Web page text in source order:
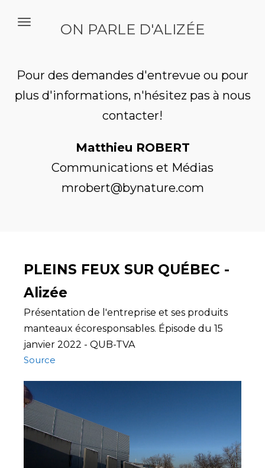
ON PARLE D'ALIZÉE
Pour des demandes d'entrevue ou pour
plus d'informations, n'hésitez pas à nous
contacter!
Matthieu ROBERT
Communications et Médias
mrobert@bynature.com
PLEINS FEUX SUR QUÉBEC -
Alizée
Présentation de l'entreprise et ses produits
manteaux écoresponsables. Épisode du 15
janvier 2022 - QUB-TVA
Source